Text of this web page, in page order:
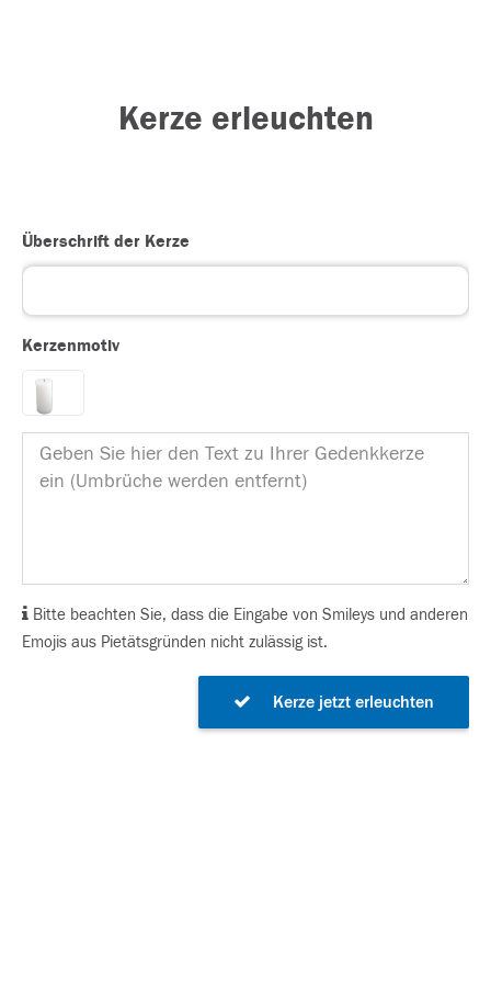
Kerze erleuchten
Überschrift der Kerze
Kerzenmotiv
Bitte beachten Sie, dass die Eingabe von Smileys und anderen
Emojis aus Pietätsgründen nicht zulässig ist.
Kerze jetzt erleuchten